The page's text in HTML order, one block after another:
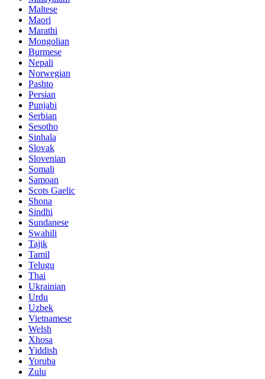
Maltese
Maori
Marathi
Mongolian
Burmese
Nepali
Norwegian
Pashto
Persian
Punjabi
Serbian
Sesotho
Sinhala
Slovak
Slovenian
Somali
Samoan
Scots Gaelic
Shona
Sindhi
Sundanese
Swahili
Tajik
Tamil
Telugu
Thai
Ukrainian
Urdu
Uzbek
Vietnamese
Welsh
Xhosa
Yiddish
Yoruba
Zulu